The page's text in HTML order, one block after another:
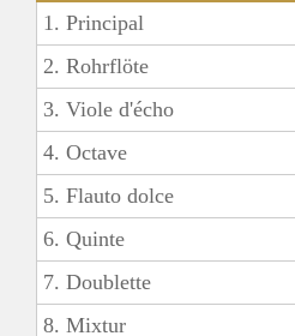
1. Principal
2. Rohrflöte
3. Viole d'écho
4. Octave
5. Flauto dolce
6. Quinte
7. Doublette
8. Mixtur